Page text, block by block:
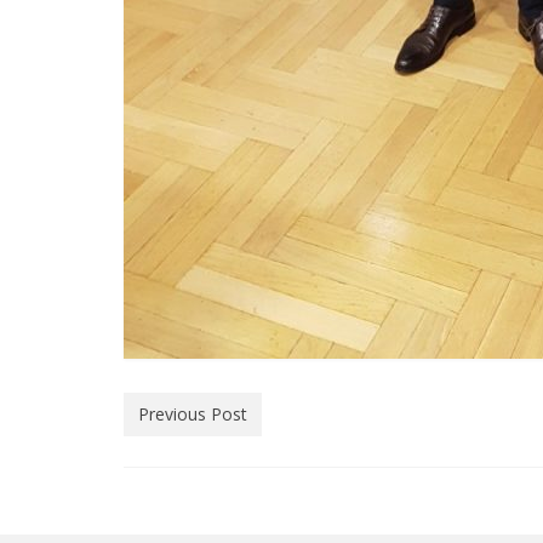
Previous Post